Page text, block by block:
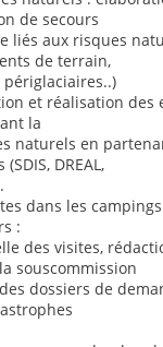
de secours
liés aux risques
de terrain,
et réalisation des
la
naturels en
DREAL,
dans les
:
des visites,
souscommission
dossiers de